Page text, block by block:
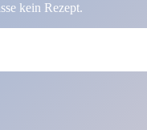
kein Rezept.